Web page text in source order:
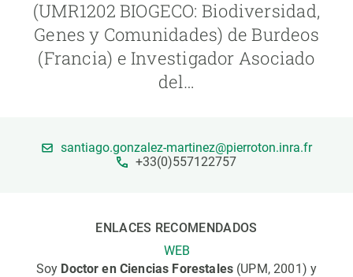
(UMR1202 BIOGECO: Biodiversidad,
Genes y Comunidades) de Burdeos
(Francia) e Investigador Asociado
del…
santiago.gonzalez-martinez@pierroton.inra.fr
+33(0)557122757
ENLACES RECOMENDADOS
WEB
Soy Doctor en Ciencias Forestales (UPM, 2001) y